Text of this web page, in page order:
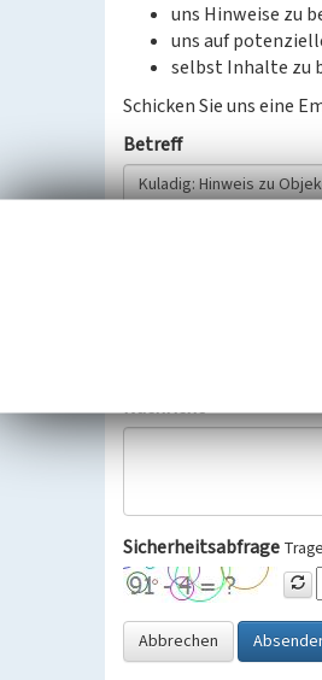
uns Hinweise zu
uns auf
selbst Inhalte zu
Schicken Sie uns eine
Betreff
Wir bitten Sie um
Selbstverständlich werden
Nachricht
Sicherheitsabfrage
Abbrechen